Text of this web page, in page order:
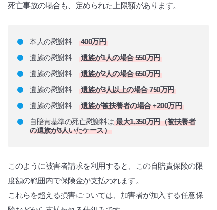
死亡事故の場合も、定められた上限額があります。
本人の慰謝料
400万円
遺族の慰謝料
遺族が1人の場合 550万円
遺族の慰謝料
遺族が2人の場合 650万円
遺族の慰謝料
遺族が3人以上の場合 750万円
遺族の慰謝料
遺族が被扶養者の場合 +200万円
自賠責基準の死亡慰謝料は 最大1,350万円（被扶養者
の遺族が3人いたケース）
このように被害者請求を利用すると、この自賠責保険の限
度額の範囲内で保険金が支払われます。
これらを超える損害については、加害者が加入する任意保